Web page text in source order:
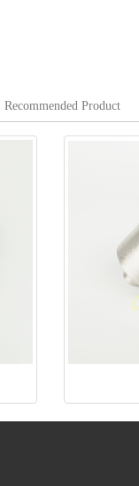
Recommended Product